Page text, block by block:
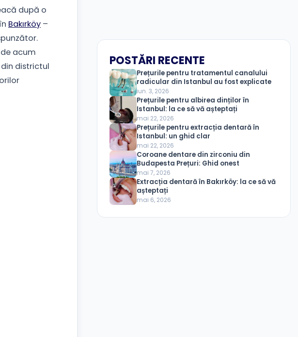
după o
Bakırköy –
acum
districtul
POSTĂRI RECENTE
Prețurile pentru tratamentul canalului
radicular din Istanbul au fost explicate
iun. 3, 2026
Prețurile pentru albirea dinților în
Istanbul: la ce să vă așteptați
mai 22, 2026
Prețurile pentru extracția dentară în
Istanbul: un ghid clar
mai 22, 2026
Coroane dentare din zirconiu din
Budapesta Prețuri: Ghid onest
mai 7, 2026
Extracția dentară în Bakırköy: la ce să vă
așteptați
mai 6, 2026